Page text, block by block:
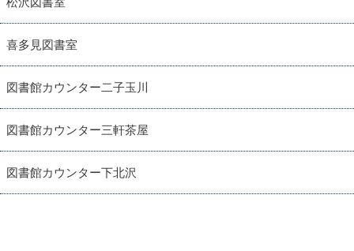
喜多見図書室
図書館カウンター二子玉川
図書館カウンター三軒茶屋
図書館カウンター下北沢